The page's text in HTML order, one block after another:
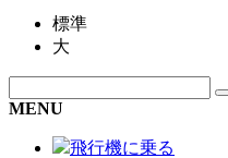
標準
大
MENU
飛行機に乗る